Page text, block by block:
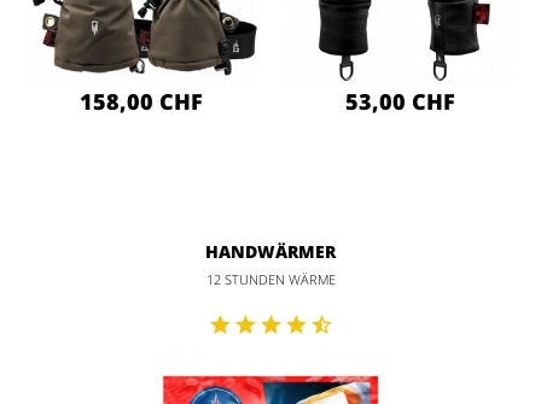
158,00 CHF 53,00 CHF
HANDWÄRMER
12 STUNDEN WÄRME